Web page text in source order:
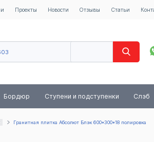
Проекты Новости Отзывы Статьи
Бордюр Ступени и подступенки Слэб
Гранитная плитка Абсолют Блэк 600*300*18 полировка